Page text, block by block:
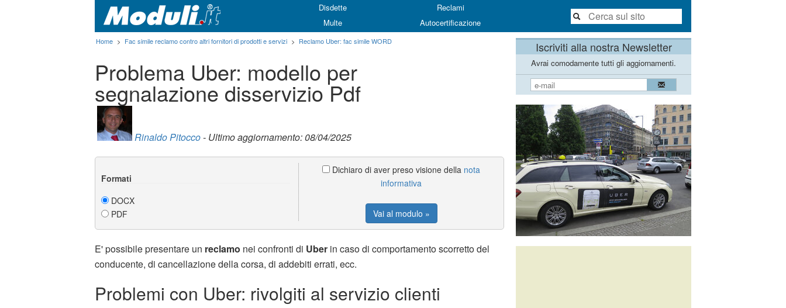
Disdette
Reclami
Multe
Autocertificazione
Home > Fac simile reclamo contro altri fornitori di prodotti e servizi > Reclamo Uber: fac simile WORD
Problema Uber: modello per
segnalazione disservizio Pdf
Rinaldo Pitocco- Ultimo aggiornamento: 08/04/2025
Formati
DOCX
PDF
Dichiaro di aver preso visione della nota
informativa
Vai al modulo »
E' possibile presentare un reclamo nei confronti di Uber in caso di comportamento scorretto del
conducente, di cancellazione della corsa, di addebiti errati, ecc.
Problemi con Uber: rivolgiti al servizio clienti
Iscriviti alla nostra Newsletter
Avrai comodamente tutti gli aggiornamenti.